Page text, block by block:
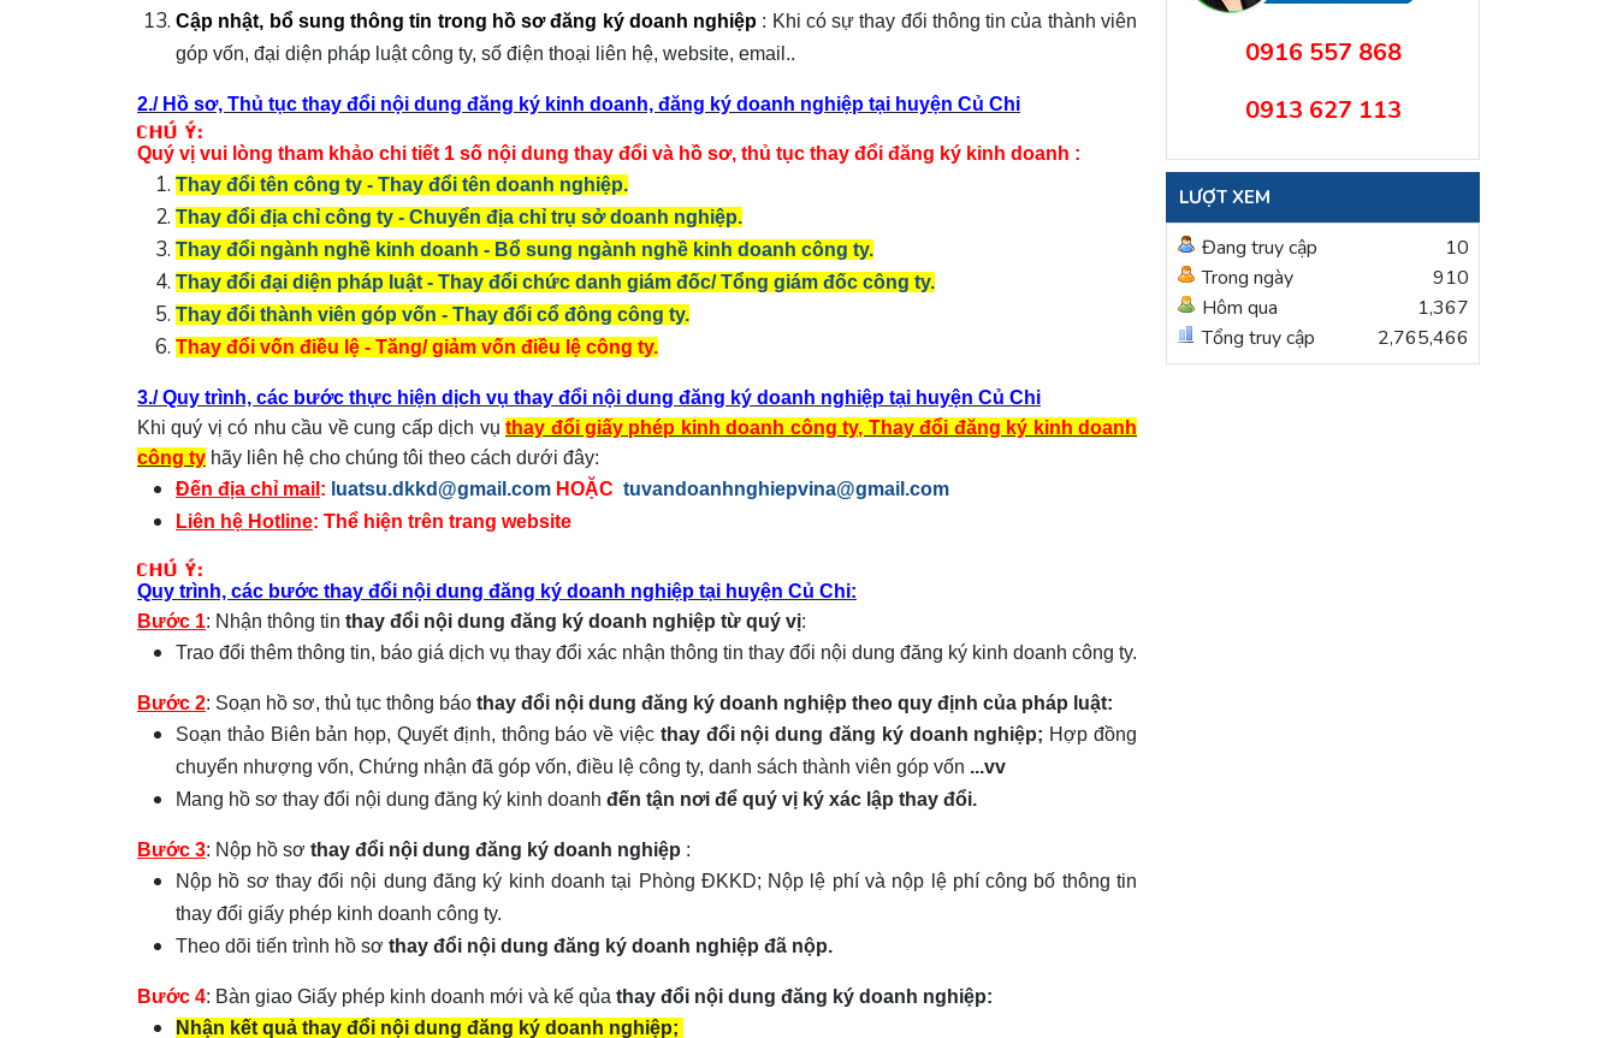
Cập nhật, bổ sung thông tin trong hồ sơ đăng ký doanh nghiệp : Khi có sự thay đổi thông tin của thành viên
góp vốn, đại diện pháp luật công ty, số điện thoại liên hệ, website, email..
2./Hồ sơ, Thủ tục thay đổi nội dung đăng ký kinh doanh, đăng ký doanh nghiệp tại huyện Củ Chi
Quý vị vui lòng tham khảo chi tiết 1 số nội dung thay đổi và hồ sơ, thủ tục thay đổi đăng ký kinh doanh :
Thay đổi tên công ty - Thay đổi tên doanh nghiệp.
Thay đổi địa chỉ công ty - Chuyển địa chỉ trụ sở doanh nghiệp.
Thay đổi ngành nghề kinh doanh - Bổ sung ngành nghề kinh doanh công ty.
Thay đổi đại diện pháp luật - Thay đổi chức danh giám đốc/ Tổng giám đốc công ty.
Thay đổi thành viên góp vốn - Thay đổi cổ đông công ty.
Thay đổi vốn điều lệ - Tăng/ giảm vốn điều lệ công ty.
3./Quy trình, các bước thực hiện dịch vụ thay đổi nội dung đăng ký doanh nghiệp tại huyện Củ Chi
Khi quý vị có nhu cầu về cung cấp dịch vụthay đổi giấy phép kinh doanh công ty, Thay đổi đăng ký kinh doanh
công ty hãy liên hệ cho chúng tôi theo cách dưới đây:
Đến địa chỉ mail : luatsu.dkkd@gmail.com HOẶC tuvandoanhnghiepvina@gmail.com
Liên hệ Hotline: Thể hiện trên trang website
Quy trình, các bước thay đổi nội dung đăng ký doanh nghiệp tại huyện Củ Chi:
Bước 1: Nhận thông tin thay đổi nội dung đăng ký doanh nghiệp từ quý vị:
Trao đổi thêm thông tin, báo giá dịch vụ thay đổi xác nhận thông tin thay đổi nội dung đăng ký kinh doanh công ty.
Bước 2: Soạn hồ sơ, thủ tục thông báo thay đổi nội dung đăng ký doanh nghiệp theo quy định của pháp luật:
Soạn thảo Biên bản họp, Quyết định, thông báo về việc thay đổi nội dung đăng ký doanh nghiệp; Hợp đồng
chuyển nhượng vốn, Chứng nhận đã góp vốn, điều lệ công ty, danh sách thành viên góp vốn ...vv
Mang hồ sơ thay đổi nội dung đăng ký kinh doanh đến tận nơi để quý vị ký xác lập thay đổi.
Bước 3: Nộp hồ sơ thay đổi nội dung đăng ký doanh nghiệp :
Nộp hồ sơ thay đổi nội dung đăng ký kinh doanhtại Phòng ĐKKD; Nộp lệ phí và nộp lệ phí công bố thông tin
thay đổi giấy phép kinh doanh công ty.
Theo dõi tiến trình hồ sơ thay đổi nội dung đăng ký doanh nghiệp đã nộp.
Bước 4: Bàn giao Giấy phép kinh doanh mới và kế qủa thay đổi nội dung đăng ký doanh nghiệp:
Nhận kết quả thay đổi nội dung đăng ký doanh nghiệp;
0916 557 868
0913 627 113
LƯỢT XEM
Đang truy cập
10
Trong ngày
910
Hôm qua
1,367
Tổng truy cập
2,765,466